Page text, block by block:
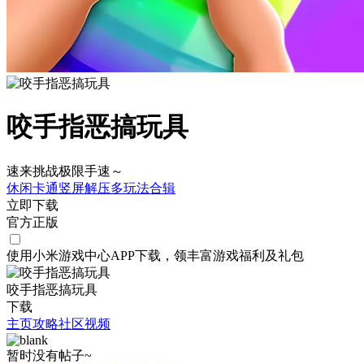
咬手指恶搞玩具
速来挑战极限手速～
休闲卡通竖屏解压多玩法合辑
立即下载
官方正版
使用小米游戏中心APP下载 ，领丰富游戏福利 及礼包
咬手指恶搞玩具
下载
主页攻略社区视频
暂时没有帖子~